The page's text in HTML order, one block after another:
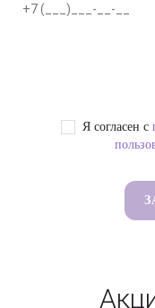
Я согласен с